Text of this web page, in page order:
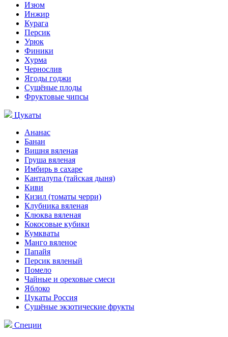
Изюм
Инжир
Курага
Персик
Урюк
Финики
Хурма
Чернослив
Ягоды годжи
Сушёные плоды
Фруктовые чипсы
Цукаты
Ананас
Банан
Вишня вяленая
Груша вяленая
Имбирь в сахаре
Канталупа (тайская дыня)
Киви
Кизил (томаты черри)
Клубника вяленая
Клюква вяленая
Кокосовые кубики
Кумкваты
Манго вяленое
Папайя
Персик вяленый
Помело
Чайные и ореховые смеси
Яблоко
Цукаты Россия
Сушёные экзотические фрукты
Специи